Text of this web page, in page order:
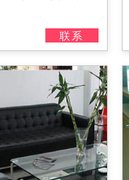
联系